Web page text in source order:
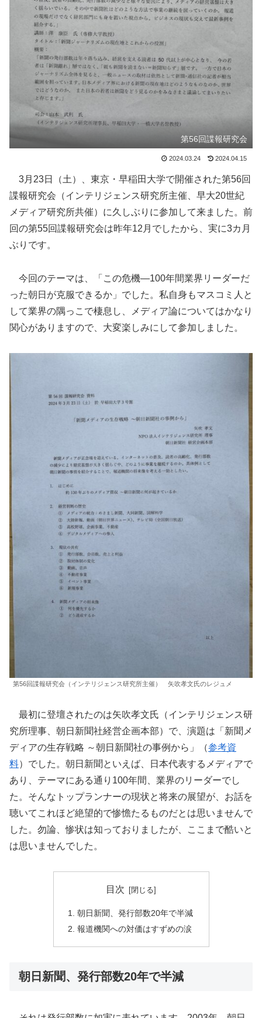
第56回諜報研究会
2024.03.24 2024.04.15
3月23日（土）、東京・早稲田大学で開催された第56回
諜報研究会（インテリジェンス研究所主催、早大20世紀
メディア研究所共催）に久しぶりに参加して来ました。前
回の第55回諜報研究会は昨年12月でしたから、実に3カ月
ぶりです。
今回のテーマは、「この危機―100年間業界リーダーだ
った朝日が克服できるか」でした。私自身もマスコミ人と
して業界の隅っこで棲息し、メディア論についてはかなり
関心がありますので、大変楽しみにして参加しました。
第56回諜報研究会（インテリジェンス研究所主催） 矢吹孝文氏のレジュメ
最初に登壇されたのは矢吹孝文氏（インテリジェンス研
究所理事、朝日新聞社経営企画本部）で、演題は「新聞メ
ディアの生存戦略 ～朝日新聞社の事例から」（参考資
料）でした。朝日新聞といえば、日本代表するメディアで
あり、テーマにある通り100年間、業界のリーダーでし
た。そんなトップランナーの現状と将来の展望が、お話を
聴いてこれほど絶望的で惨憺たるものだとは思いませんで
した。勿論、惨状は知っておりましたが、ここまで酷いと
は思いませんでした。
目次
朝日新聞、発行部数20年で半減
報道機関への対価はすずめの涙
朝日新聞、発行部数20年で半減